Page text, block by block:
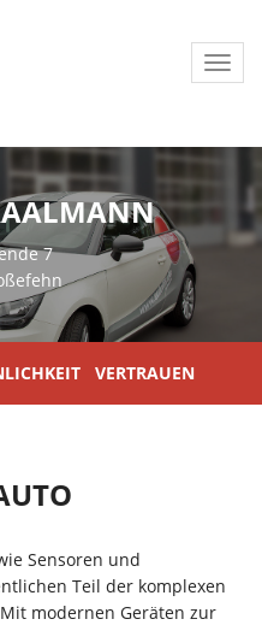
7
VERTRAUEN
Sensoren und
Teil der komplexen
modernen Geräten zur